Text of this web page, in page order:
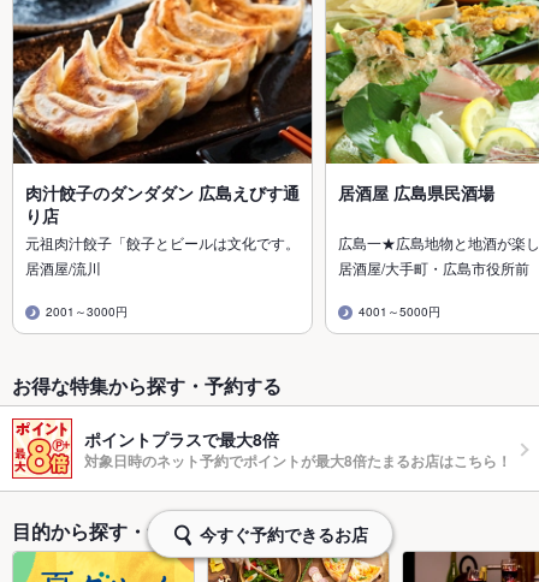
肉汁餃子のダンダダン 広島えびす通
り店
元祖肉汁餃子「餃子とビールは文化です。
居酒屋/流川
2001～3000円
居酒屋 広島県民酒場
広島一★広島地物と地酒が楽
居酒屋/大手町・広島市役所前
4001～5000円
お得な特集から探す・予約する
ポイントプラスで最大8倍
対象日時のネット予約でポイントが最大8倍たまるお店はこちら！
目的から探す・予約する今すぐ予約できるお店